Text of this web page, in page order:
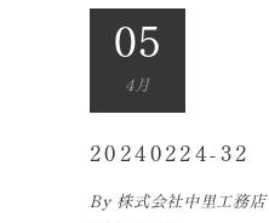
05
4月
20240224-32
By 株式会社中里工務店